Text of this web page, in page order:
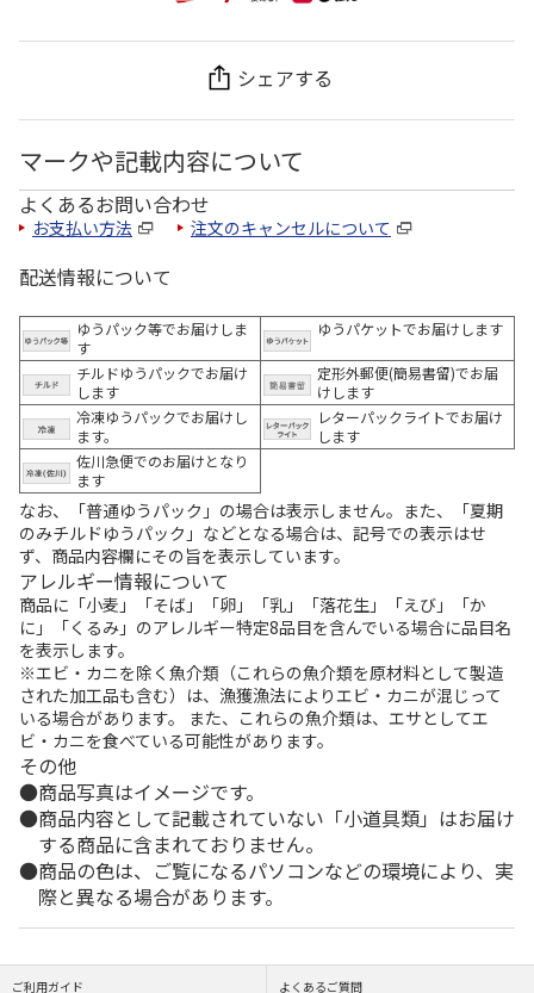
シェアする
マークや記載内容について
よくあるお問い合わせ
お支払い方法 注文のキャンセルについて
配送情報について
ゆうパック等でお届けしま
す
ゆうパケットでお届けします
チルドゆうパックでお届け
します
定形外郵便(簡易書留)でお届
けします
冷凍ゆうパックでお届けし
ます。
レターパックライトでお届け
します
佐川急便でのお届けとなり
ます
なお、「普通ゆうパック」の場合は表示しません。また、「夏期
のみチルドゆうパック」などとなる場合は、記号での表示はせ
ず、商品内容欄にその旨を表示しています。
アレルギー情報について
商品に「小麦」「そば」「卵」「乳」「落花生」「えび」「か
に」「くるみ」のアレルギー特定8品目を含んでいる場合に品目名
を表示します。
※エビ・カニを除く魚介類（これらの魚介類を原材料として製造
された加工品も含む）は、漁獲漁法によりエビ・カニが混じって
いる場合があります。 また、これらの魚介類は、エサとしてエ
ビ・カニを食べている可能性があります。
その他
商品写真はイメージです。
商品内容として記載されていない「小道具類」はお届け
する商品に含まれておりません。
商品の色は、ご覧になるパソコンなどの環境により、実
際と異なる場合があります。
ご利用ガイド よくあるご質問